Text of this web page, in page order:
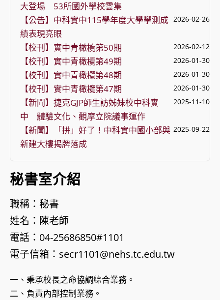
大登場 53所國外學校雲集
【公告】中科實中115學年度大學學測成
績表現亮眼
2026-02-26
【校刊】實中青橄欖第50期 2026-02-12
【校刊】實中青橄欖第49期 2026-01-30
【校刊】實中青橄欖第48期 2026-01-30
【校刊】實中青橄欖第47期 2026-01-30
【新聞】捷克GJP師生訪姊妹校中科實
中 體驗文化、觀摩立院議事運作
2025-11-10
【新聞】「拼」好了！中科實中國小部與
新建大樓揭牌落成
2025-09-22
秘書室介紹
職稱：秘書
姓名：陳老師
電話：04-25686850#1101
電子信箱：secr1101@nehs.tc.edu.tw
一、秉承校長之命協調綜合業務。
二、負責內部控制業務。